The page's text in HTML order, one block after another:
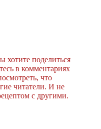
хотите поделиться
в комментариях
что
читатели. И не
с другими.